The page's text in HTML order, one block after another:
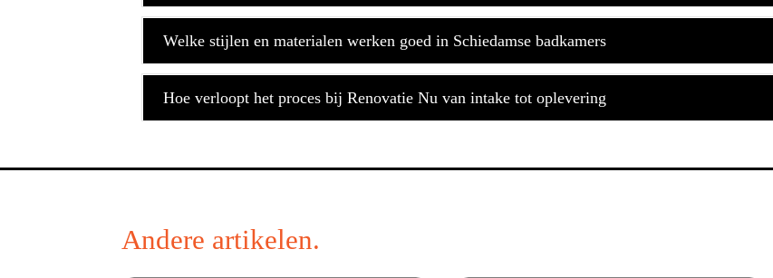
Welke stijlen en materialen werken goed in Schiedamse badkamers
Hoe verloopt het proces bij Renovatie Nu van intake tot oplevering
Andere artikelen.